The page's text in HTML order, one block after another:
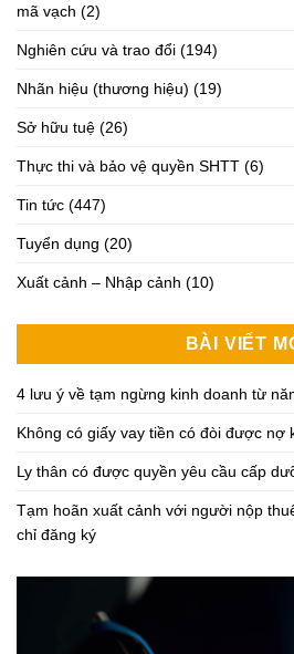
mã vạch (2)
Nghiên cứu và trao đổi (194)
Nhãn hiệu (thương hiệu) (19)
Sở hữu tuệ (26)
Thực thi và bảo vệ quyền SHTT (6)
Tin tức (447)
Tuyển dụng (20)
Xuất cảnh – Nhập cảnh (10)
BÀI VIẾT
4 lưu ý về tạm ngừng kinh doanh từ
Không có giấy vay tiền có đòi được nợ
Ly thân có được quyền yêu cầu cấp
Tạm hoãn xuất cảnh với người nộp
chỉ đăng ký